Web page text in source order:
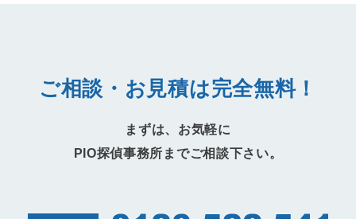
ご相談・お見積は完全無料！
まずは、お気軽に
PIO探偵事務所までご相談下さい。